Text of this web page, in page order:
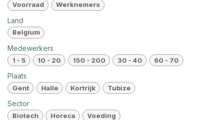
Voorraad Werknemers
Land
Belgium
Medewerkers
1 - 5 10 - 20 150 - 200 30 - 40 60 - 70
Plaats
Gent Halle Kortrijk Tubize
Sector
Biotech Horeca Voeding